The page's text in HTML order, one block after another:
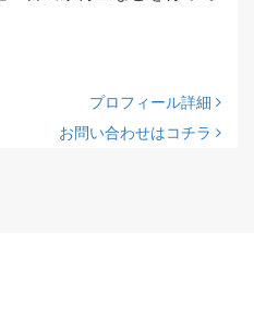
プロフィール詳細
お問い合わせはコチラ